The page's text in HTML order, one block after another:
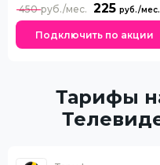
225
450
Подключить по акции
Тарифы